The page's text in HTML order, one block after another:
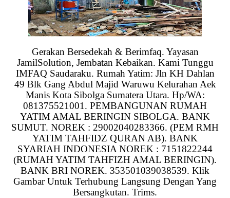
Gerakan Bersedekah & Berimfaq. Yayasan
JamilSolution, Jembatan Kebaikan. Kami Tunggu
IMFAQ Saudaraku. Rumah Yatim: Jln KH Dahlan
49 Blk Gang Abdul Majid Waruwu Kelurahan Aek
Manis Kota Sibolga Sumatera Utara. Hp/WA:
081375521001. PEMBANGUNAN RUMAH
YATIM AMAL BERINGIN SIBOLGA. BANK
SUMUT. NOREK : 29002040283366. (PEM RMH
YATIM TAHFIDZ QURAN AB). BANK
SYARIAH INDONESIA NOREK : 7151822244
(RUMAH YATIM TAHFIZH AMAL BERINGIN).
BANK BRI NOREK. 353501039038539. Klik
Gambar Untuk Terhubung Langsung Dengan Yang
Bersangkutan. Trims.